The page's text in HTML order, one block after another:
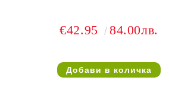
€42.95 84.00лв.